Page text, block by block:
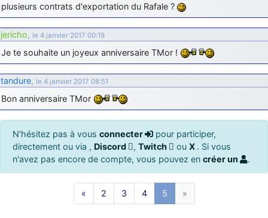
plusieurs contrats d'exportation du Rafale ?
jericho, le 4 janvier 2017 00:19
Je te souhaite un joyeux anniversaire TMor !
tandure, le 4 janvier 2017 08:51
Bon anniversaire TMor
N'hésitez pas à vous connecter
pour participer,
directement ou via , Discord , Twitch ou X . Si vous
n'avez pas encore de compte, vous pouvez en créer un .
« 2 3 4 5 »